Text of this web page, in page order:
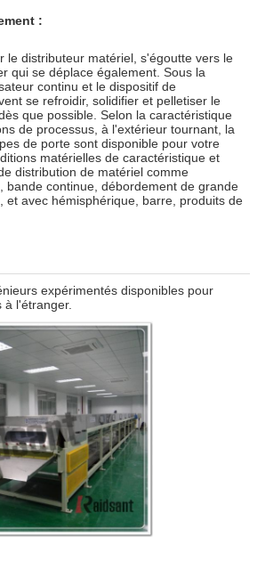
:
le distributeur matériel, s'égoutte vers le
qui se déplace également. Sous la
continu et le dispositif de
se refroidir, solidifier et pelletiser le
que possible. Selon la caractéristique
de processus, à l'extérieur tournant, la
de porte sont disponible pour votre
matérielles de caractéristique et
distribution de matériel comme
bande continue, débordement de grande
et avec hémisphérique, barre, produits de
expérimentés disponibles pour
l'étranger.